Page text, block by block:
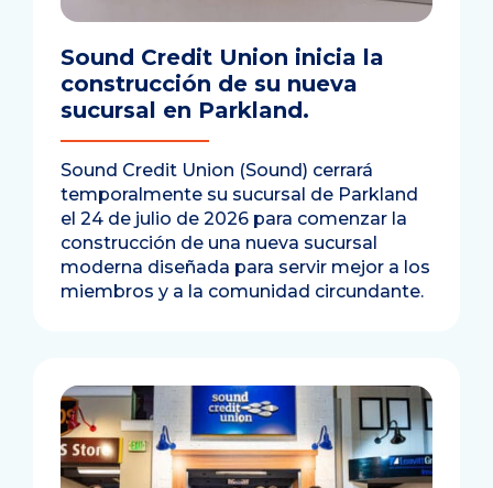
Sound Credit Union inicia la
construcción de su nueva
sucursal en Parkland.
Sound Credit Union (Sound) cerrará
temporalmente su sucursal de Parkland
el 24 de julio de 2026 para comenzar la
construcción de una nueva sucursal
moderna diseñada para servir mejor a los
miembros y a la comunidad circundante.